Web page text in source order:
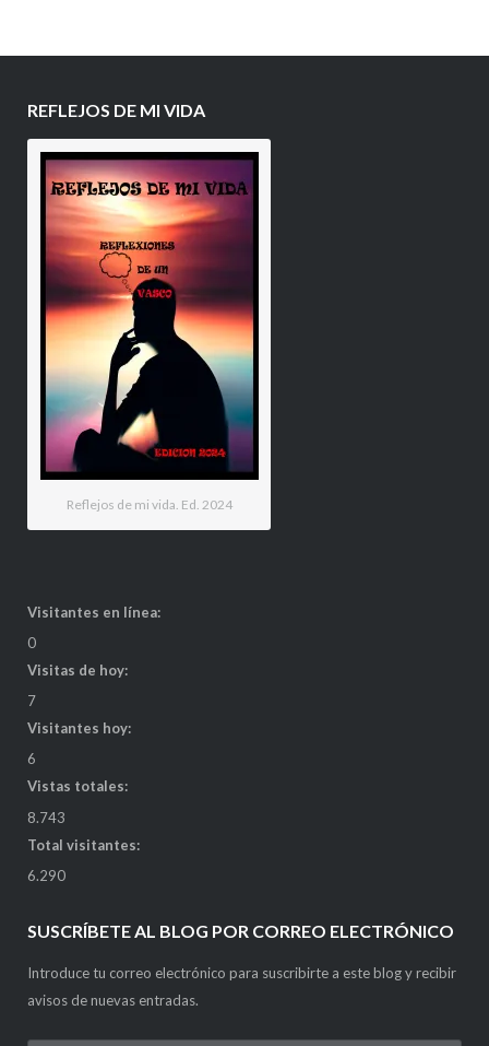
REFLEJOS DE MI VIDA
Reflejos de mi vida. Ed. 2024
Visitantes en línea:
0
Visitas de hoy:
7
Visitantes hoy:
6
Vistas totales:
8.743
Total visitantes:
6.290
SUSCRÍBETE AL BLOG POR CORREO ELECTRÓNICO
Introduce tu correo electrónico para suscribirte a este blog y recibir
avisos de nuevas entradas.